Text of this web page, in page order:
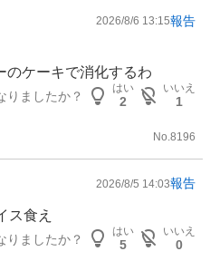
2026/8/6 13:15報告
のケーキで消化するわ
りましたか？
はい
2
いいえ
1
No. 8196
2026/8/5 14:03報告
ス食え
りましたか？
はい
5
いいえ
0